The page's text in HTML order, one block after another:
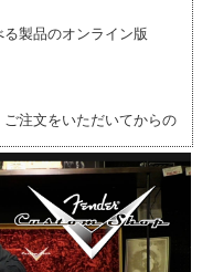
製品のオンライン版
注文をいただいてからの